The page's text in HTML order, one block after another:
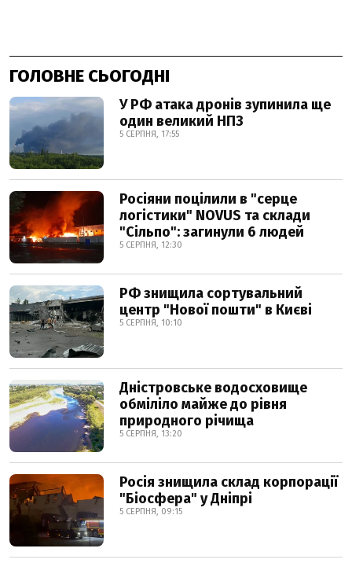
ГОЛОВНЕ СЬОГОДНІ
У РФ атака дронів зупинила ще
один великий НПЗ
5 СЕРПНЯ, 17:55
Росіяни поцілили в "серце
логістики" NOVUS та склади
"Сільпо": загинули 6 людей
5 СЕРПНЯ, 12:30
РФ знищила сортувальний
центр "Нової пошти" в Києві
5 СЕРПНЯ, 10:10
Дністровське водосховище
обміліло майже до рівня
природного річища
5 СЕРПНЯ, 13:20
Росія знищила склад корпорації
"Біосфера" у Дніпрі
5 СЕРПНЯ, 09:15